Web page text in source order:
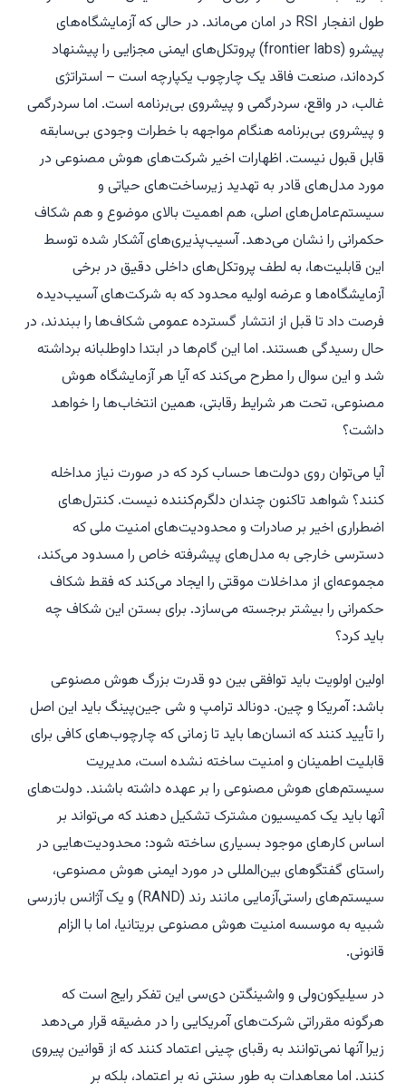
طول انفجار RSI در امان می‌ماند. در حالی که آزمایشگاه‌های
پیشرو (frontier labs) پروتکل‌های ایمنی مجزایی را پیشنهاد
کرده‌اند، صنعت فاقد یک چارچوب یکپارچه است – استراتژی
غالب، در واقع، سردرگمی و پیشروی بی‌برنامه است. اما سردرگمی
و پیشروی بی‌برنامه هنگام مواجهه با خطرات وجودی بی‌سابقه
قابل قبول نیست. اظهارات اخیر شرکت‌های هوش مصنوعی در
مورد مدل‌های قادر به تهدید زیرساخت‌های حیاتی و
سیستم‌عامل‌های اصلی، هم اهمیت بالای موضوع و هم شکاف
حکمرانی را نشان می‌دهد. آسیب‌پذیری‌های آشکار شده توسط
این قابلیت‌ها، به لطف پروتکل‌های داخلی دقیق در برخی
آزمایشگاه‌ها و عرضه اولیه محدود که به شرکت‌های آسیب‌دیده
فرصت داد تا قبل از انتشار گسترده عمومی شکاف‌ها را ببندند، در
حال رسیدگی هستند. اما این گام‌ها در ابتدا داوطلبانه برداشته
شد و این سوال را مطرح می‌کند که آیا هر آزمایشگاه هوش
مصنوعی، تحت هر شرایط رقابتی، همین انتخاب‌ها را خواهد
داشت؟
آیا می‌توان روی دولت‌ها حساب کرد که در صورت نیاز مداخله
کنند؟ شواهد تاکنون چندان دلگرم‌کننده نیست. کنترل‌های
اضطراری اخیر بر صادرات و محدودیت‌های امنیت ملی که
دسترسی خارجی به مدل‌های پیشرفته خاص را مسدود می‌کند،
مجموعه‌ای از مداخلات موقتی را ایجاد می‌کند که فقط شکاف
حکمرانی را بیشتر برجسته می‌سازد. برای بستن این شکاف چه
باید کرد؟
اولین اولویت باید توافقی بین دو قدرت بزرگ هوش مصنوعی
باشد: آمریکا و چین. دونالد ترامپ و شی جین‌پینگ باید این اصل
را تأیید کنند که انسان‌ها باید تا زمانی که چارچوب‌های کافی برای
قابلیت اطمینان و امنیت ساخته نشده است، مدیریت
سیستم‌های هوش مصنوعی را بر عهده داشته باشند. دولت‌های
آنها باید یک کمیسیون مشترک تشکیل دهند که می‌تواند بر
اساس کارهای موجود بسیاری ساخته شود: محدودیت‌هایی در
راستای گفتگوهای بین‌المللی در مورد ایمنی هوش مصنوعی،
سیستم‌های راستی‌آزمایی مانند رند (RAND) و یک آژانس بازرسی
شبیه به موسسه امنیت هوش مصنوعی بریتانیا، اما با الزام
قانونی.
در سیلیکون‌ولی و واشینگتن دی‌سی این تفکر رایج است که
هرگونه مقرراتی شرکت‌های آمریکایی را در مضیقه قرار می‌دهد
زیرا آنها نمی‌توانند به رقبای چینی اعتماد کنند که از قوانین پیروی
کنند. اما معاهدات به طور سنتی نه بر اعتماد، بلکه بر